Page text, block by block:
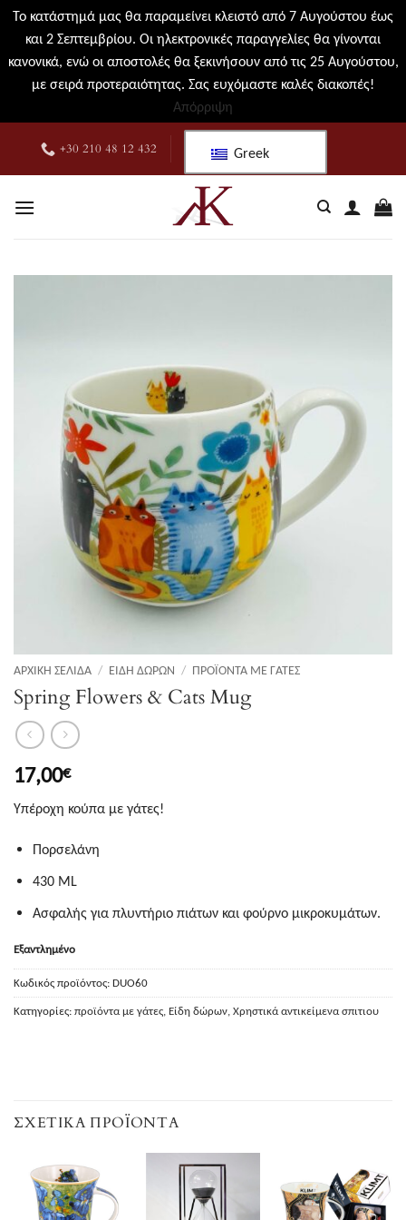
Το κατάστημά μας θα παραμείνει κλειστό από 7 Αυγούστου έως
και 2 Σεπτεμβρίου. Οι ηλεκτρονικές παραγγελίες θα γίνονται
κανονικά, ενώ οι αποστολές θα ξεκινήσουν από τις 25 Αυγούστου,
με σειρά προτεραιότητας. Σας ευχόμαστε καλές διακοπές!
Απόρριψη
περιεχόμενο
+30 210 48 12 432 Greek
ΑΡΧΙΚΉ ΣΕΛΊΔΑ / ΕΊΔΗ ΔΏΡΩΝ / ΠΡΟΪΌΝΤΑ ΜΕ ΓΆΤΕΣ
Spring Flowers & Cats Mug
17,00€
Υπέροχη κούπα με γάτες!
Πορσελάνη
430 ML
Ασφαλής για πλυντήριο πιάτων και φούρνο μικροκυμάτων.
Εξαντλημένο
Κωδικός προϊόντος: DUO60
Κατηγορίες: προϊόντα με γάτες, Είδη δώρων, Χρηστικά αντικείμενα σπιτιου
ΣΧΕΤΙΚΆ ΠΡΟΪΌΝΤΑ